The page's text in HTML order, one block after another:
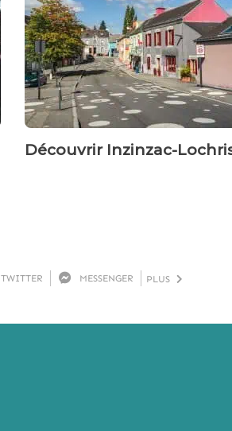
Découvrir Inzinzac-
TWITTER MESSENGER PLUS